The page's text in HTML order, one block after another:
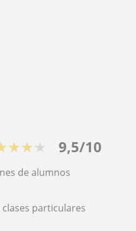
9,5/10
de alumnos
clases particulares